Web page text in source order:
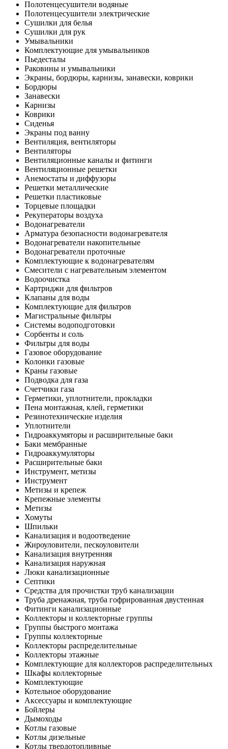
Полотенцесушители водяные
Полотенцесушители электрические
Сушилки для белья
Сушилки для рук
Умывальники
Комплектующие для умывальников
Пьедесталы
Раковины и умывальники
Экраны, бордюры, карнизы, занавески, коврики
Бордюры
Занавески
Карнизы
Коврики
Сиденья
Экраны под ванну
Вентиляция, вентиляторы
Вентиляторы
Вентиляционные каналы и фитинги
Вентиляционные решетки
Анемостаты и диффузоры
Решетки металлические
Решетки пластиковые
Торцевые площадки
Рекуператоры воздуха
Водонагреватели
Арматура безопасности водонагревателя
Водонагреватели накопительные
Водонагреватели проточные
Комплектующие к водонагревателям
Смесители с нагревательным элементом
Водоочистка
Картриджи для фильтров
Клапаны для воды
Комплектующие для фильтров
Магистральные фильтры
Системы водоподготовки
Сорбенты и соль
Фильтры для воды
Газовое оборудование
Колонки газовые
Краны газовые
Подводка для газа
Счетчики газа
Герметики, уплотнители, прокладки
Пена монтажная, клей, герметики
Резинотехнические изделия
Уплотнители
Гидроаккумяторы и расширительные баки
Баки мембранные
Гидроаккумуляторы
Расширительные баки
Инструмент, метизы
Инструмент
Метизы и крепеж
Крепежные элементы
Метизы
Хомуты
Шпильки
Канализация и водоотведение
Жироуловители, пескоуловители
Канализация внутренняя
Канализация наружная
Люки канализационные
Септики
Средства для прочистки труб канализации
Труба дренажная, труба гофрированная двустенная
Фитинги канализационные
Коллекторы и коллекторные группы
Группы быстрого монтажа
Группы коллекторные
Коллекторы распределительные
Коллекторы этажные
Комплектующие для коллекторов распределительных
Шкафы коллекторные
Комплектующие
Котельное оборудование
Аксессуары и комплектующие
Бойлеры
Дымоходы
Котлы газовые
Котлы дизельные
Котлы твердотопливные